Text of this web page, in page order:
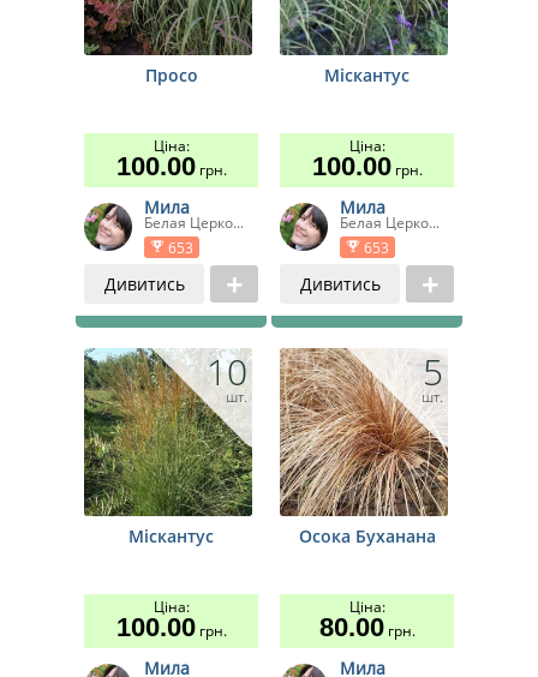
Просо
Ціна:
100.00грн.
Мила
Белая Церко...
653
Дивитись
Міскантус
Ціна:
100.00грн.
Мила
Белая Церко...
653
Дивитись
10
шт.
Міскантус
Ціна:
100.00грн.
Мила
5
шт.
Осока Буханана
Ціна:
80.00грн.
Мила